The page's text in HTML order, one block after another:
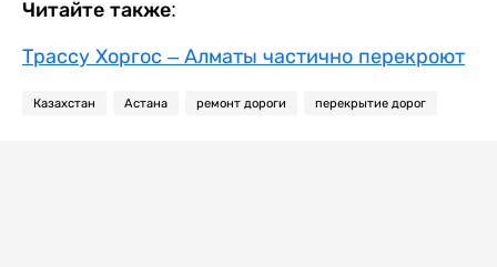
Читайте также:
Трассу Хоргос – Алматы частично перекроют
Казахстан Астана ремонт дороги перекрытие дорог